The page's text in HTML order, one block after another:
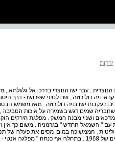
ירקות
הנוצרית , עבר ישו הנוצרי בדרכו אל גלגלתא ,
ויה דולורוזה , שם לטיני שפרושו - דרך
בעקבות ישו בויה דולורוזה . מאז משמש
שמים דגש בשמירה על איכות הסביבה
עם " השמאל החדש " בגרמניה . משום כך אין
, הממשיכה במובן מסים את פעלה של
לשיאה במרד הסטודנטים של 1968 . בתחלה אף